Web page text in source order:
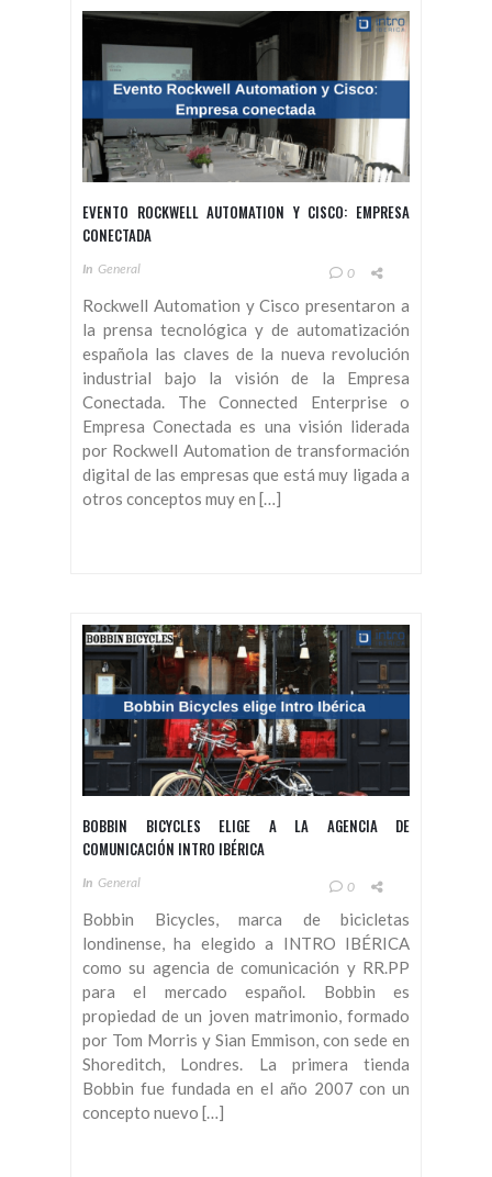
EVENTO ROCKWELL AUTOMATION Y CISCO: EMPRESA
CONECTADA
In General 0
Rockwell Automation y Cisco presentaron a
la prensa tecnológica y de automatización
española las claves de la nueva revolución
industrial bajo la visión de la Empresa
Conectada. The Connected Enterprise o
Empresa Conectada es una visión liderada
por Rockwell Automation de transformación
digital de las empresas que está muy ligada a
otros conceptos muy en […]
BOBBIN BICYCLES ELIGE A LA AGENCIA DE
COMUNICACIÓN INTRO IBÉRICA
In General 0
Bobbin Bicycles, marca de bicicletas
londinense, ha elegido a INTRO IBÉRICA
como su agencia de comunicación y RR.PP
para el mercado español. Bobbin es
propiedad de un joven matrimonio, formado
por Tom Morris y Sian Emmison, con sede en
Shoreditch, Londres. La primera tienda
Bobbin fue fundada en el año 2007 con un
concepto nuevo […]